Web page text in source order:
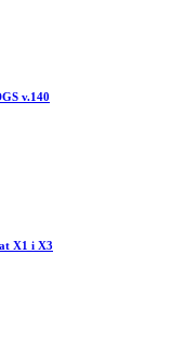
v.140
X1 i X3